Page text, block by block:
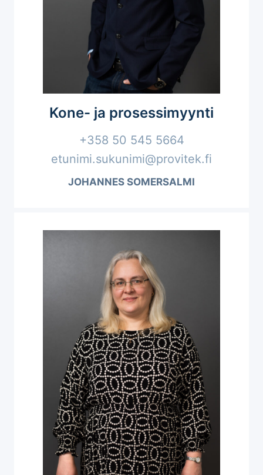
Kone- ja prosessimyynti
+358 50 545 5664
etunimi.sukunimi@provitek.fi
JOHANNES SOMERSALMI